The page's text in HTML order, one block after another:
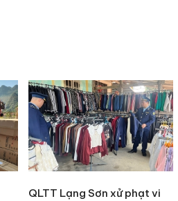
QLTT Lạng Sơn xử phạt vi